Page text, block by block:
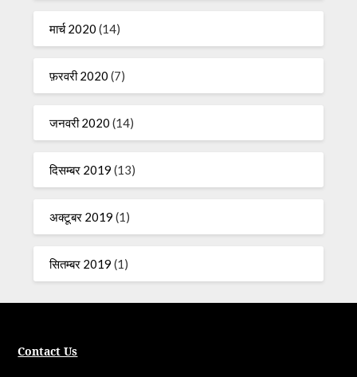
मार्च 2020 (14)
फ़रवरी 2020 (7)
जनवरी 2020 (14)
दिसम्बर 2019 (13)
अक्टूबर 2019 (1)
सितम्बर 2019 (1)
Contact Us